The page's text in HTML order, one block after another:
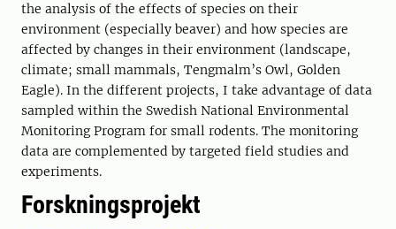
the analysis of the effects of species on their
environment (especially beaver) and how species are
affected by changes in their environment (landscape,
climate; small mammals, Tengmalm’s Owl, Golden
Eagle). In the different projects, I take advantage of data
sampled within the Swedish National Environmental
Monitoring Program for small rodents. The monitoring
data are complemented by targeted field studies and
experiments.
Forskningsprojekt